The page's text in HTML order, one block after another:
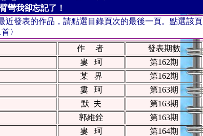
彎我卻忘記了！
近發表的作品，請點選目錄頁次的最後一頁。點選該頁
〉
作 者
發表期數
婁 珂
第162期
某 界
第162期
婁 珂
第163期
默 夫
第163期
郭維銓
第163期
婁 珂
第164期